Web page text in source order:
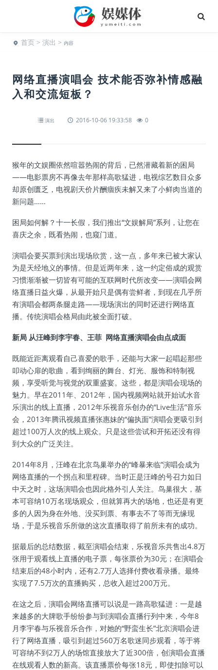
首页 > 演出 > 内容
网络直播演唱会 技术能否弥补情感融
入和交流短板？
演出 2016-10-06 19:33:58 0
猴年的文娱圈依然喧嚣热闹的背后，已然潜藏着新的困局
——电影票房不再像去年那样高歌猛进，电视综艺数目众多
却原创匮乏，电视剧天价片酬痼疾未解又来了小鲜肉当道的
新问题……
困局如何解？十一长假，我们推出“文娱解局”系列，让您在
喜庆之余，既看热闹，也窥门道。
演唱会要买票到演出现场欣赏，这一点，多年来已被大家认
为是天经地义的事情。但是近两年来，这一约定俗成的观赏
习惯渐渐被一切皆有可能的互联网时代所改变——演唱会网
络直播日益火爆，从最开始只是偶有尝鲜者，到现在几乎所
有演唱会都两条腿走路——现场演出的同时还进行网络直
播。传统演唱会格局由此被全面打破。
新局 从汪峰到李宇春、王菲 网络直播演唱会由点成面
既能近距离观看自己喜爱的歌手，还能与大家一起唱起那些
叩动心扉的歌曲，看到绚丽的舞台、灯光、服饰和特制视
频，享受听觉与视觉的双重盛宴。这些，都是演唱会现场的
魅力。早在2011年、2012年，国内视频网站就开始试水音
乐演出的线上直播，2012年乐视音乐创办的“Live生活”音乐
会，2013年腾讯视频直播张惠妹的“偏执面”演唱会更吸引到
超过100万人次的线上观众。只是这些尝试和开拓还没有得
到大众的广泛关注。
2014年8月，汪峰在北京鸟巢举办的“峰暴来临”演唱会成为
网络直播的一个拐点和里程碑。当时正是汪峰的号召力如日
中天之时，这场演唱会也因此格外引人关注。鸟巢很大，基
本可容纳10万名现场观众，但就算再大的场地，也还是有更
多的人因为身在外地、没买到票、有事去不了等而无缘现
场，于是乐视音乐所做的这次直播取得了前所未有的成功。
据最后的总结数据，截至演唱会结束，乐视音乐共售出4.8万
张用于观看线上直播的电子票，每张票价为30元；在演唱会
结束后的48小时内，还有2.7万人选择付费收看录播。最终
实现了7.5万次的直播购买，总收入超过200万元。
在这之后，演唱会网络直播可以说是一路高歌猛进：一是越
来越多的大牌歌手纷纷参与到演唱会直播行列中来，今年8
月李宇春与乐视音乐合作，对她的“野蛮生长”北京演唱会进
行了网络直播，吸引到超过560万名歌迷同步观看，等于将
可容纳不到2万人的场馆直接放大了近300倍，创演唱会直播
在线观看人数的新高。该直播票价每张18元，即使扣除可以